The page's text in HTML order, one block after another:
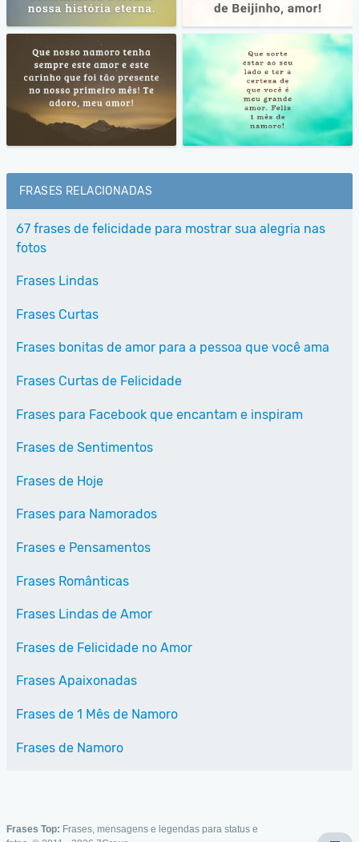
FRASES RELACIONADAS
67 frases de felicidade para mostrar sua alegria nas
fotos
Frases Lindas
Frases Curtas
Frases bonitas de amor para a pessoa que você ama
Frases Curtas de Felicidade
Frases para Facebook que encantam e inspiram
Frases de Sentimentos
Frases de Hoje
Frases para Namorados
Frases e Pensamentos
Frases Românticas
Frases Lindas de Amor
Frases de Felicidade no Amor
Frases Apaixonadas
Frases de 1 Mês de Namoro
Frases de Namoro
Frases Top: Frases, mensagens e legendas para status e